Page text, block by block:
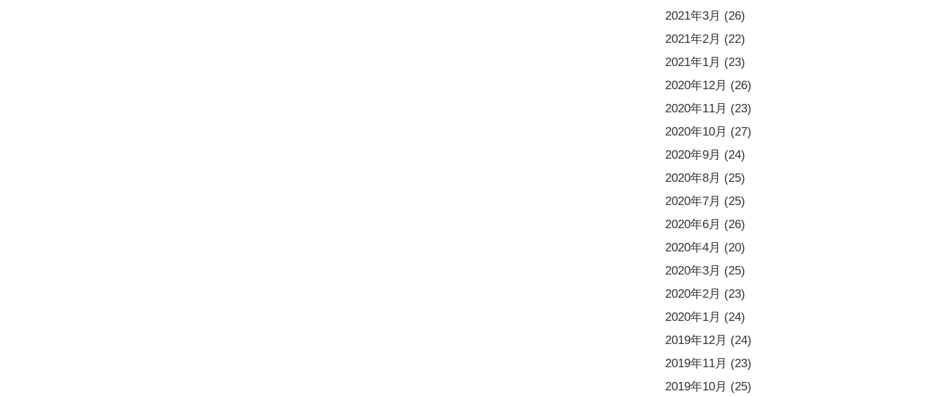
2021年3月 (26)
2021年2月 (22)
2021年1月 (23)
2020年12月 (26)
2020年11月 (23)
2020年10月 (27)
2020年9月 (24)
2020年8月 (25)
2020年7月 (25)
2020年6月 (26)
2020年4月 (20)
2020年3月 (25)
2020年2月 (23)
2020年1月 (24)
2019年12月 (24)
2019年11月 (23)
2019年10月 (25)